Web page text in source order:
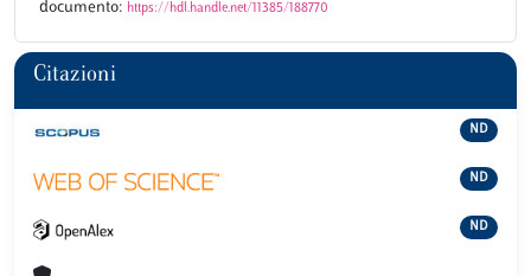
documento: https://hdl.handle.net/11385/188770
Citazioni
ND
ND
ND